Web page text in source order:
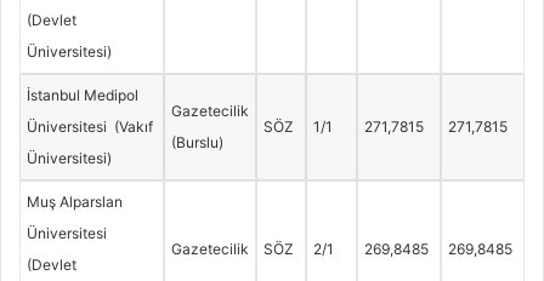
(Devlet
Üniversitesi)
İstanbul Medipol
Üniversitesi (Vakıf
Üniversitesi)
Gazetecilik
(Burslu)
SÖZ 1/1 271,7815 271,7815
Muş Alparslan
Üniversitesi
(Devlet
Gazetecilik SÖZ 2/1 269,8485 269,8485